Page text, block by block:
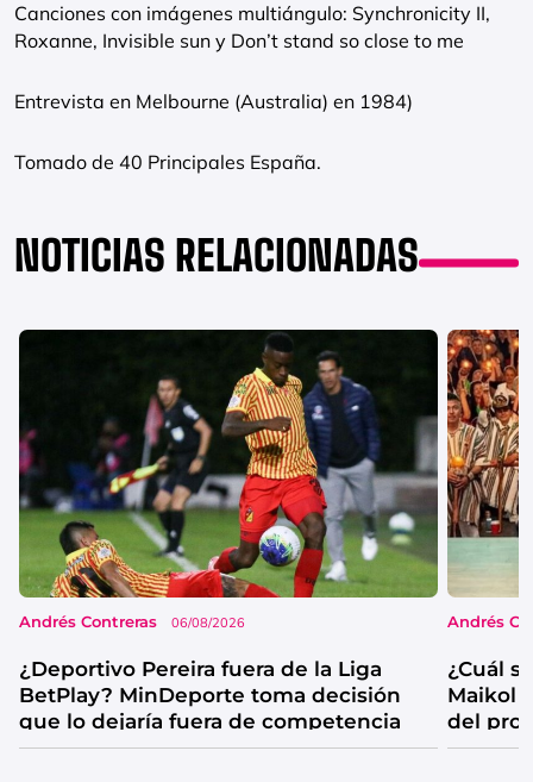
Canciones con imágenes multiángulo: Synchronicity II,
Roxanne, Invisible sun y Don’t stand so close to me
Entrevista en Melbourne (Australia) en 1984)
Tomado de 40 Principales España.
NOTICIAS RELACIONADAS
Andrés Contreras 06/08/2026
¿Deportivo Pereira fuera de la Liga
BetPlay? MinDeporte toma decisión
que lo dejaría fuera de competencia
Andrés
¿Cuál
Maikol
del